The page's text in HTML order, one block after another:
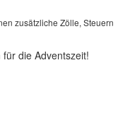
zusätzliche Zölle, Steuern
die Adventszeit!